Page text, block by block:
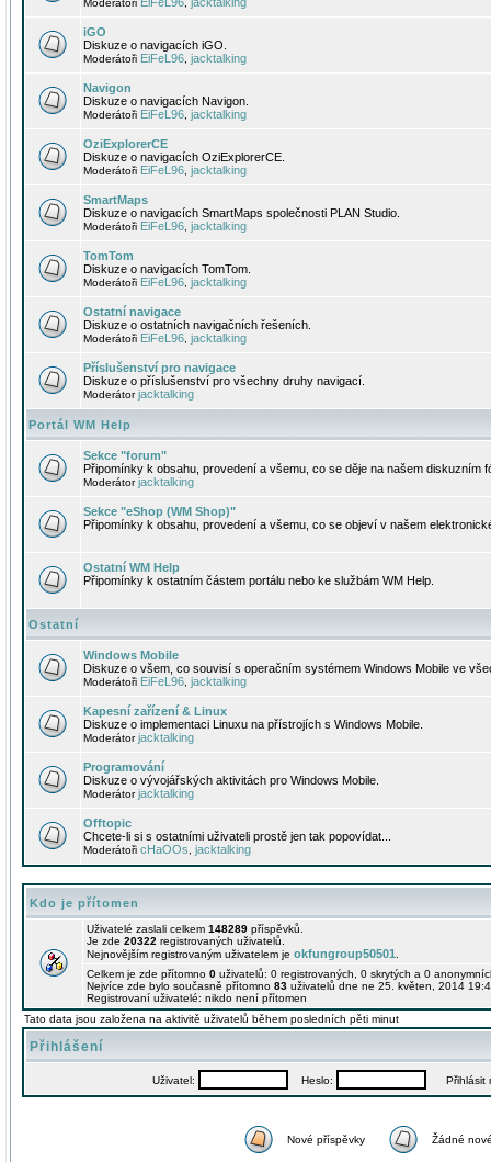
Moderátoři
iGO
Diskuze o navigacích iGO.
Moderátoři EiFeL96 jacktalking
Navigon
Diskuze o navigacích Navigon.
Moderátoři EiFeL96 jacktalking
OziExplorerCE
Diskuze o navigacích OziExplorerCE.
Moderátoři EiFeL96 jacktalking
SmartMaps
Diskuze o navigacích SmartMaps společnosti PLAN Studio.
Moderátoři EiFeL96 jacktalking
TomTom
Diskuze o navigacích TomTom.
Moderátoři EiFeL96 jacktalking
Ostatní navigace
Diskuze o ostatních navigačních řešeních.
Moderátoři EiFeL96 jacktalking
Příslušenství pro navigace
Diskuze o příslušenství pro všechny druhy navigací.
Moderátorjacktalking
Portál WM Help
Sekce "forum"
Připomínky k obsahu, provedení a všemu, co se děje na našem diskuzním
Moderátorjacktalking
Sekce "eShop (WM Shop)"
Připomínky k obsahu, provedení a všemu, co se objeví v našem
Ostatní WM Help
Připomínky k ostatním částem portálu nebo ke službám WM Help.
Ostatní
Windows Mobile
Diskuze o všem, co souvisí s operačním systémem Windows Mobile ve
Moderátoři EiFeL96 jacktalking
Kapesní zařízení & Linux
Diskuze o implementaci Linuxu na přístrojích s Windows Mobile.
Moderátorjacktalking
Programování
Diskuze o vývojářských aktivitách pro Windows Mobile.
Moderátorjacktalking
Offtopic
Chcete-li si s ostatními uživateli prostě jen tak popovídat...
Moderátoři cHaOOs jacktalking
Kdo je přítomen
Uživatelé zaslali celkem 148289 příspěvků.
Je zde 20322 registrovaných uživatelů.
Nejnovějším registrovaným uživatelem je okfungroup50501
Celkem je zde přítomno 0 uživatelů: 0 registrovaných, 0 skrytých a 0
Nejvíce zde bylo současně přítomno 83 uživatelů dne ne 25. květen, 2014
Registrovaní uživatelé: nikdo není přítomen
Tato data jsou založena na aktivitě uživatelů během posledních pěti minut
Přihlášení
Uživatel: Heslo: Přihlásit
Nové příspěvky Žádné